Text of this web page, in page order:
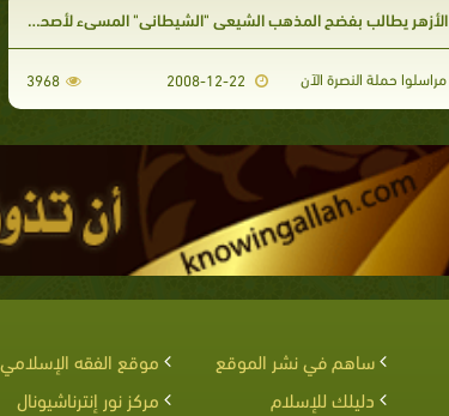
الأزهر يطالب بفضح المذهب الشيعي "الشيطاني" المسيء لأصحاب النبي
مراسلوا حملة النصرة الآن 3968
ساهم في نشر الموقع
موقع الفقه الإسلامي
دليلك للإسلام
مركز نور إنترناشيونال